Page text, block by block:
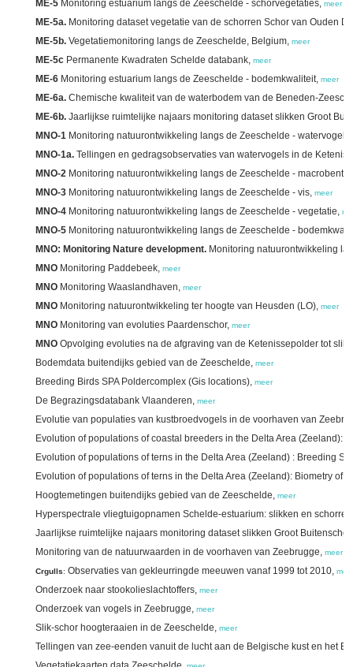
ME-5 Monitoring estuarium langs de Zeeschelde - schorvegetaties, meer
ME-5a. Monitoring dataset vegetatie van de schorren Schor van Ouden
ME-5b. Vegetatiemonitoring langs de Zeeschelde, Belgium, meer
ME-5c Permanente Kwadraten Schelde databank, meer
ME-6 Monitoring estuarium langs de Zeeschelde - bodemkwaliteit, meer
ME-6a. Chemische kwaliteit van de waterbodem van de Beneden-
ME-6b. Jaarlijkse ruimtelijke najaars monitoring dataset slikken Groot
MNO-1 Monitoring natuurontwikkeling langs de Zeeschelde -
MNO-1a. Tellingen en gedragsobservaties van watervogels in de
MNO-2 Monitoring natuurontwikkeling langs de Zeeschelde -
MNO-3 Monitoring natuurontwikkeling langs de Zeeschelde - vis, meer
MNO-4 Monitoring natuurontwikkeling langs de Zeeschelde - vegetatie,
MNO-5 Monitoring natuurontwikkeling langs de Zeeschelde -
MNO: Monitoring Nature development. Monitoring natuurontwikkeling
MNO Monitoring Paddebeek, meer
MNO Monitoring Waaslandhaven, meer
MNO Monitoring natuurontwikkeling ter hoogte van Heusden (LO), meer
MNO Monitoring van evoluties Paardenschor, meer
MNO Opvolging evoluties na de afgraving van de Ketenissepolder tot
Bodemdata buitendijks gebied van de Zeeschelde, meer
Breeding Birds SPA Poldercomplex (Gis locations), meer
De Begrazingsdatabank Vlaanderen, meer
Evolutie van populaties van kustbroedvogels in de voorhaven van
Evolution of populations of coastal breeders in the Delta Area (Zeeland):
Evolution of populations of terns in the Delta Area (Zeeland) : Breeding
Evolution of populations of terns in the Delta Area (Zeeland): Biometry of
Hoogtemetingen buitendijks gebied van de Zeeschelde, meer
Hyperspectrale vliegtuigopnamen Schelde-estuarium: slikken en
Jaarlijkse ruimtelijke najaars monitoring dataset slikken Groot
Monitoring van de natuurwaarden in de voorhaven van Zeebrugge, meer
Crgulls: Observaties van gekleurringde meeuwen vanaf 1999 tot 2010,
Onderzoek naar stookolieslachtoffers, meer
Onderzoek van vogels in Zeebrugge, meer
Slik-schor hoogteraaien in de Zeeschelde, meer
Tellingen van zee-eenden vanuit de lucht aan de Belgische kust en het